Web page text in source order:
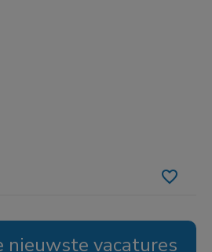
nieuwste vacatures